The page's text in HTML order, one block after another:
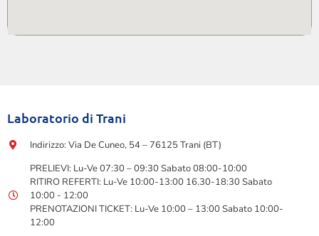
Laboratorio di Trani
Indirizzo: Via De Cuneo, 54 – 76125 Trani (BT)
PRELIEVI: Lu-Ve 07:30 – 09:30 Sabato 08:00-10:00
RITIRO REFERTI: Lu-Ve 10:00-13:00 16.30-18:30 Sabato
10:00 - 12:00
PRENOTAZIONI TICKET: Lu-Ve 10:00 – 13:00 Sabato 10:00-
12:00